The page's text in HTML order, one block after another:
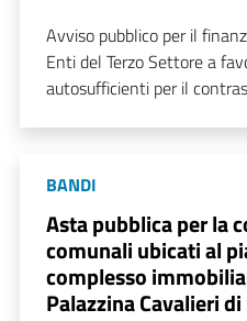
Avviso pubblico per il
Enti del Terzo Settore a
autosufficienti per il
BANDI
Asta pubblica per la
comunali ubicati al
complesso
Palazzina Cavalieri